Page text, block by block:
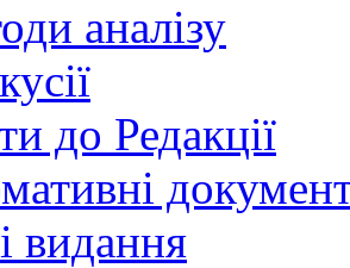
аналізу
до Редакції
видання